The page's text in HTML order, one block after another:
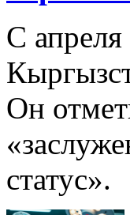
С апреля
Он
статус».